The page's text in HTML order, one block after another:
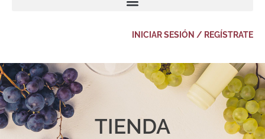
INICIAR SESIÓN / REGÍSTRATE
TIENDA